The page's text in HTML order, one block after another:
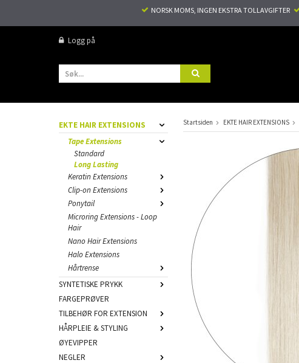
NORSK MOMS, INGEN EKSTRA TOLLAVGIFTER ​ ​
Logg på
EKTE HAIR EXTENSIONS
Tape Extensions
Standard
Long Lasting
Keratin Extensions
Clip-on Extensions
Ponytail
Microring Extensions - Loop
Hair
Nano Hair Extensions
Halo Extensions
Hårtrense
SYNTETISKE PRYKK
FARGEPRØVER
TILBEHØR FOR EXTENSION
HÅRPLEIE & STYLING
ØYEVIPPER
NEGLER
Startsiden EKTE HAIR EXTENSIONS